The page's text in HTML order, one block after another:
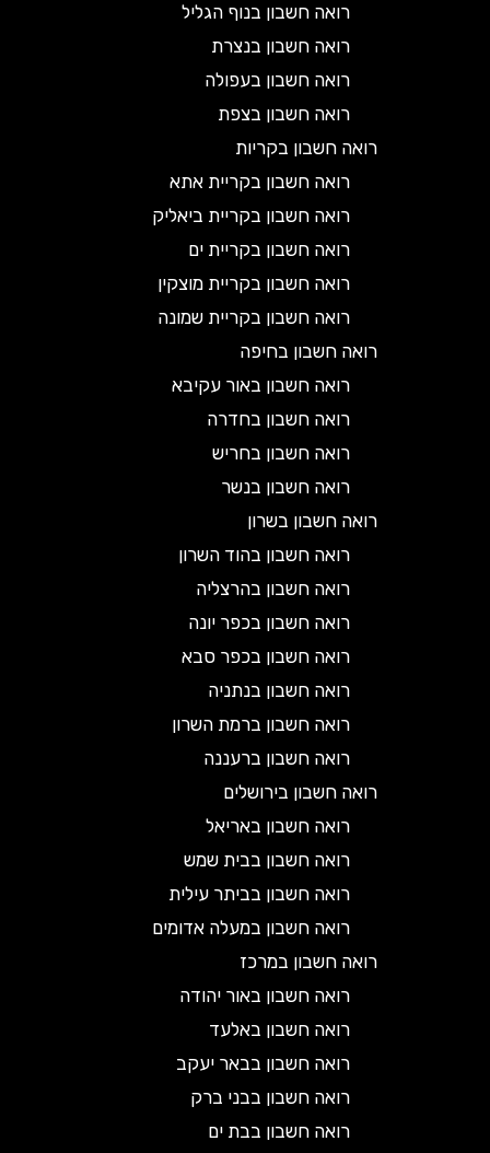
רואה חשבון בנוף הגליל
רואה חשבון בנצרת
רואה חשבון בעפולה
רואה חשבון בצפת
רואה חשבון בקריות
רואה חשבון בקריית אתא
רואה חשבון בקריית ביאליק
רואה חשבון בקריית ים
רואה חשבון בקריית מוצקין
רואה חשבון בקריית שמונה
רואה חשבון בחיפה
רואה חשבון באור עקיבא
רואה חשבון בחדרה
רואה חשבון בחריש
רואה חשבון בנשר
רואה חשבון בשרון
רואה חשבון בהוד השרון
רואה חשבון בהרצליה
רואה חשבון בכפר יונה
רואה חשבון בכפר סבא
רואה חשבון בנתניה
רואה חשבון ברמת השרון
רואה חשבון ברעננה
רואה חשבון בירושלים
רואה חשבון באריאל
רואה חשבון בבית שמש
רואה חשבון בביתר עילית
רואה חשבון במעלה אדומים
רואה חשבון במרכז
רואה חשבון באור יהודה
רואה חשבון באלעד
רואה חשבון בבאר יעקב
רואה חשבון בבני ברק
רואה חשבון בבת ים